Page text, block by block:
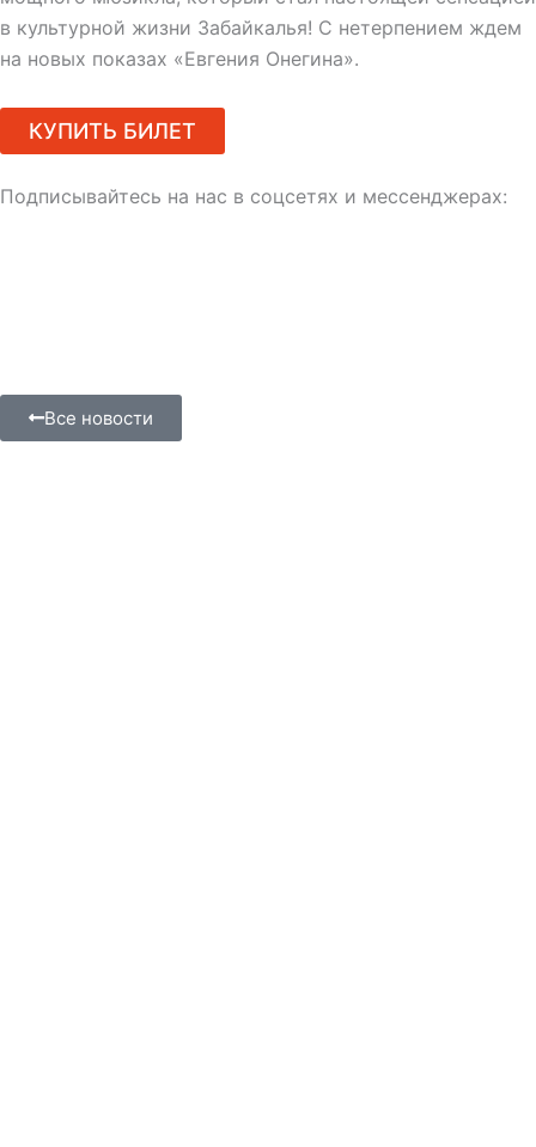
в культурной жизни Забайкалья! С нетерпением ждем
на новых показах «Евгения Онегина».
КУПИТЬ БИЛЕТ
Подписывайтесь на нас в соцсетях и мессенджерах:
Все новости